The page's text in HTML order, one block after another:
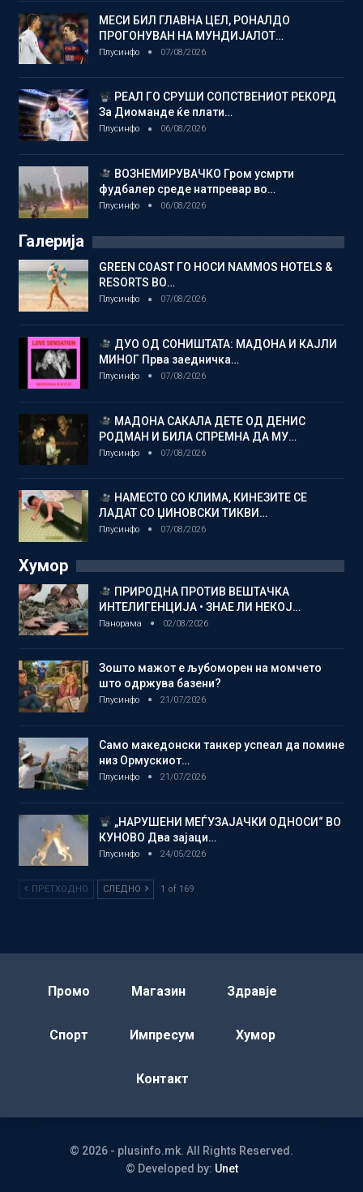
МЕСИ БИЛ ГЛАВНА ЦЕЛ, РОНАЛДО
ПРОГОНУВАН НА МУНДИЈАЛОТ…
Плусинфо 07/08/2026
РЕАЛ ГО СРУШИ СОПСТВЕНИОТ РЕКОРД
За Диоманде ќе плати…
Плусинфо 06/08/2026
ВОЗНЕМИРУВАЧКО Гром усмрти
фудбалер среде натпревар во…
Плусинфо 06/08/2026
Галерија
GREEN COAST ГО НОСИ NAMMOS HOTELS &
RESORTS ВО…
Плусинфо 07/08/2026
ДУО ОД СОНИШТАТА: МАДОНА И КАЈЛИ
МИНОГ Прва заедничка…
Плусинфо 07/08/2026
МАДОНА САКАЛА ДЕТЕ ОД ДЕНИС
РОДМАН И БИЛА СПРЕМНА ДА МУ…
Плусинфо 07/08/2026
НАМЕСТО СО КЛИМА, КИНЕЗИТЕ СЕ
ЛАДАТ СО ЏИНОВСКИ ТИКВИ…
Плусинфо 07/08/2026
Хумор
ПРИРОДНА ПРОТИВ ВЕШТАЧКА
ИНТЕЛИГЕНЦИЈА • ЗНАЕ ЛИ НЕКОЈ…
Панорама 02/08/2026
Зошто мажот е љубоморен на момчето
што одржува базени?
Плусинфо 21/07/2026
Само македонски танкер успеал да помине
низ Ормускиот…
Плусинфо 21/07/2026
„НАРУШЕНИ МЕЃУЗАЈАЧКИ ОДНОСИ“ ВО
КУНОВО Два зајаци…
Плусинфо 24/05/2026
ПРЕТХОДНО СЛЕДНО 1 of 169
Промо Магазин Здравје
Спорт Импресум Хумор
Контакт
© 2026 - plusinfo.mk. All Rights Reserved.
© Developed by: Unet